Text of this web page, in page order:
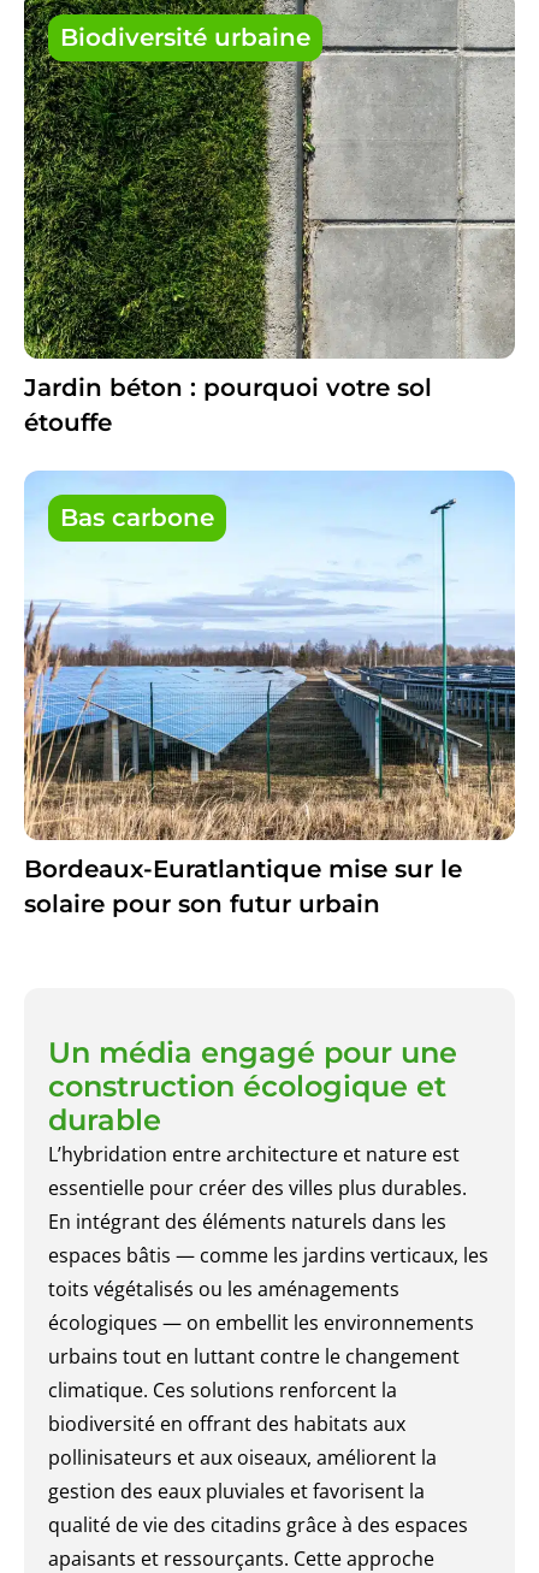
Biodiversité urbaine
Jardin béton : pourquoi votre sol
étouffe
Bas carbone
Bordeaux-Euratlantique mise sur le
solaire pour son futur urbain
Un média engagé pour une
construction écologique et
durable
L’hybridation entre architecture et nature est
essentielle pour créer des villes plus durables.
En intégrant des éléments naturels dans les
espaces bâtis — comme les jardins verticaux, les
toits végétalisés ou les aménagements
écologiques — on embellit les environnements
urbains tout en luttant contre le changement
climatique. Ces solutions renforcent la
biodiversité en offrant des habitats aux
pollinisateurs et aux oiseaux, améliorent la
gestion des eaux pluviales et favorisent la
qualité de vie des citadins grâce à des espaces
apaisants et ressourçants. Cette approche